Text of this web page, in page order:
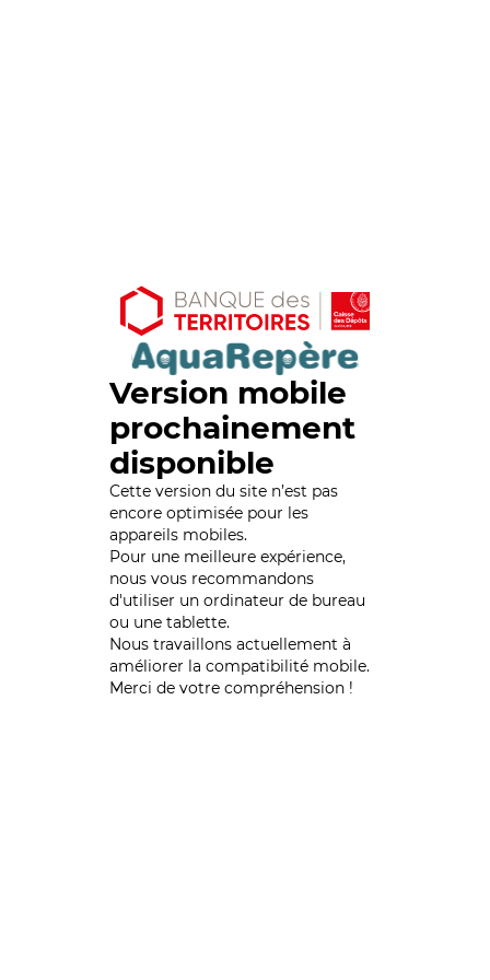
Version mobile
prochainement
disponible
Cette version du site n’est pas
encore optimisée pour les
appareils mobiles.
Pour une meilleure expérience,
nous vous recommandons
d'utiliser un ordinateur de bureau
ou une tablette.
Nous travaillons actuellement à
améliorer la compatibilité mobile.
Merci de votre compréhension !